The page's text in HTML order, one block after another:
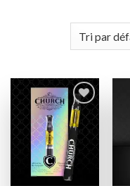
Add to
wishlist